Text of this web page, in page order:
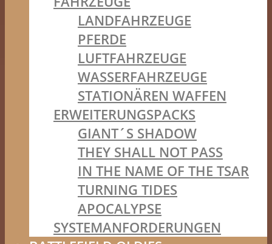
LANDFAHRZEUGE
PFERDE
LUFTFAHRZEUGE
WASSERFAHRZEUGE
STATIONÄREN WAFFEN
ERWEITERUNGSPACKS
GIANT´S SHADOW
THEY SHALL NOT PASS
IN THE NAME OF THE TSAR
TURNING TIDES
APOCALYPSE
SYSTEMANFORDERUNGEN